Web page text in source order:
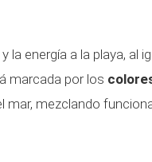
la energía a la playa, al
marcada por los
mar, mezclando